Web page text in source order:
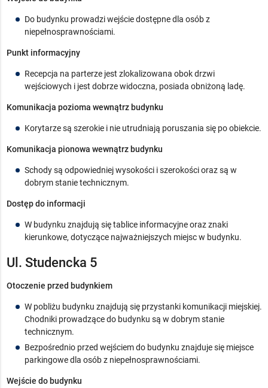
Do budynku prowadzi wejście dostępne dla osób z
niepełnosprawnościami.
Punkt informacyjny
Recepcja na parterze jest zlokalizowana obok drzwi
wejściowych i jest dobrze widoczna, posiada obniżoną ladę.
Komunikacja pozioma wewnątrz budynku
Korytarze są szerokie i nie utrudniają poruszania się po obiekcie.
Komunikacja pionowa wewnątrz budynku
Schody są odpowiedniej wysokości i szerokości oraz są w
dobrym stanie technicznym.
Dostęp do informacji
W budynku znajdują się tablice informacyjne oraz znaki
kierunkowe, dotyczące najważniejszych miejsc w budynku.
Ul. Studencka 5
Otoczenie przed budynkiem
W pobliżu budynku znajdują się przystanki komunikacji miejskiej.
Chodniki prowadzące do budynku są w dobrym stanie
technicznym.
Bezpośrednio przed wejściem do budynku znajduje się miejsce
parkingowe dla osób z niepełnosprawnościami.
Wejście do budynku